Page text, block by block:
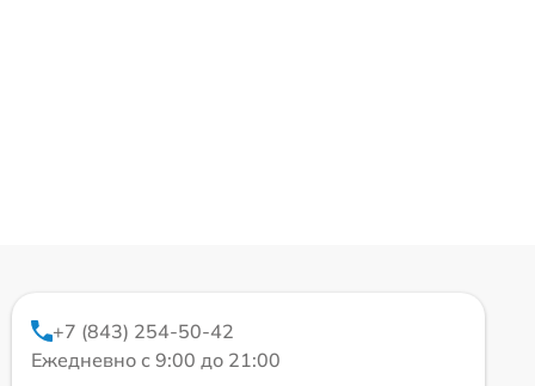
+7 (843) 254-50-42
Ежедневно с 9:00 до 21:00